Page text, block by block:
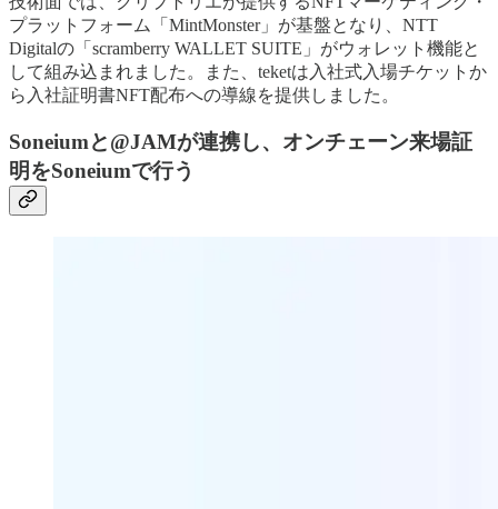
プラットフォーム「MintMonster」が基盤となり、NTT
Digitalの「scramberry WALLET SUITE」がウォレット機能と
して組み込まれました。また、teketは入社式入場チケットか
ら入社証明書NFT配布への導線を提供しました。
Soneiumと@JAMが連携し、オンチェーン来場証
明をSoneiumで行う